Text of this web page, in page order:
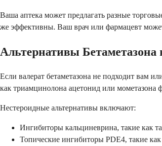
Ваша аптека может предлагать разные
же эффективны. Ваш врач или фармацевт
Альтернативы Бетаметазона
Если валерат бетаметазона не подходит вам
как триамцинолона ацетонид или мометазона
Нестероидные альтернативы включают:
Ингибиторы кальциневрина, такие как
Топические ингибиторы PDE4, такие